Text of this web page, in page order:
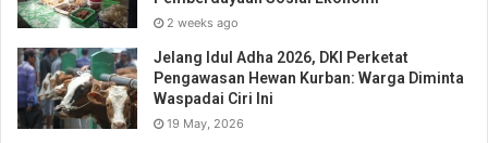
2 weeks ago
Jelang Idul Adha 2026, DKI Perketat
Pengawasan Hewan Kurban: Warga Diminta
Waspadai Ciri Ini
19 May, 2026